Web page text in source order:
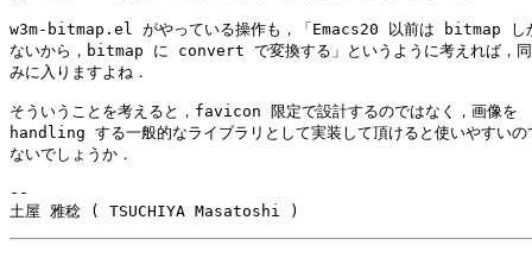
w3m-bitmap.el がやっている操作も，「Emacs20 以前は bitmap し
ないから，bitmap に convert で変換する」というように考えれば，同
みに入りますよね．
そういうことを考えると，favicon 限定で設計するのではなく，画像を
handling する一般的なライブラリとして実装して頂けると使いやすいの
ないでしょうか．
--